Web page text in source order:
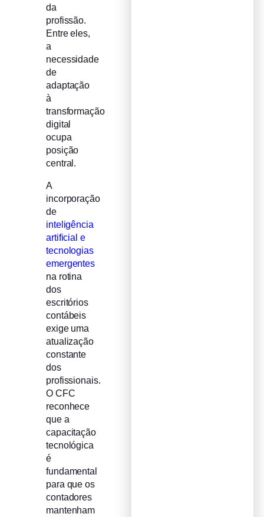
da
profissão.
Entre eles,
a
necessidade
de
adaptação
à
transformação
digital
ocupa
posição
central.
A
incorporação
de
inteligência
artificial e
tecnologias
emergentes
na rotina
dos
escritórios
contábeis
exige uma
atualização
constante
dos
profissionais.
O CFC
reconhece
que a
capacitação
tecnológica
é
fundamental
para que os
contadores
mantenham